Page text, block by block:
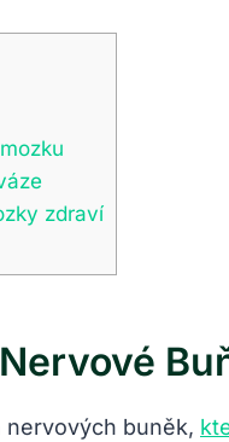
zdraví
nervových buněk,